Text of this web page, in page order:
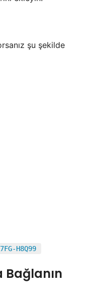
şu şekilde
H8Q99
Bağlanın